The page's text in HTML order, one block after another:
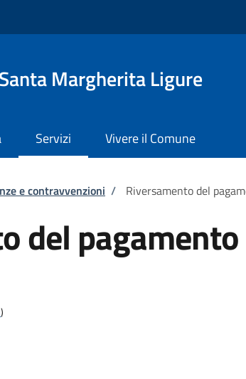
Margherita Ligure
Servizi Vivere il Comune
e contravvenzioni / Riversamento del
del
)